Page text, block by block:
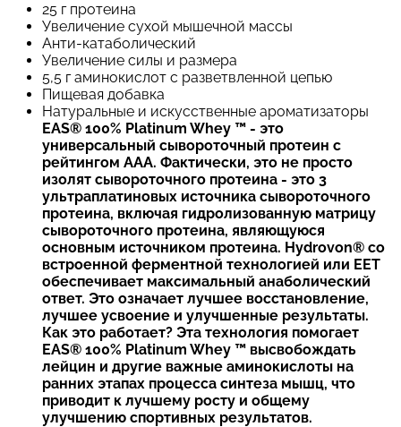
25 г протеина
Увеличение сухой мышечной массы
Анти-катаболический
Увеличение силы и размера
5,5 г аминокислот с разветвленной цепью
Пищевая добавка
Натуральные и искусственные ароматизаторы
EAS® 100% Platinum Whey ™ - это
универсальный сывороточный протеин с
рейтингом AAA. Фактически, это не просто
изолят сывороточного протеина - это 3
ультраплатиновых источника сывороточного
протеина, включая гидролизованную матрицу
сывороточного протеина, являющуюся
основным источником протеина. Hydrovon® со
встроенной ферментной технологией или EET
обеспечивает максимальный анаболический
ответ. Это означает лучшее восстановление,
лучшее усвоение и улучшенные результаты.
Как это работает? Эта технология помогает
EAS® 100% Platinum Whey ™ высвобождать
лейцин и другие важные аминокислоты на
ранних этапах процесса синтеза мышц, что
приводит к лучшему росту и общему
улучшению спортивных результатов.